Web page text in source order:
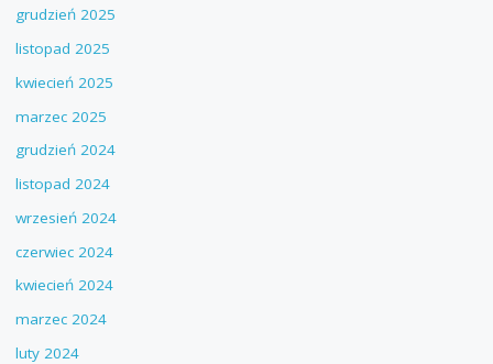
grudzień 2025
listopad 2025
kwiecień 2025
marzec 2025
grudzień 2024
listopad 2024
wrzesień 2024
czerwiec 2024
kwiecień 2024
marzec 2024
luty 2024